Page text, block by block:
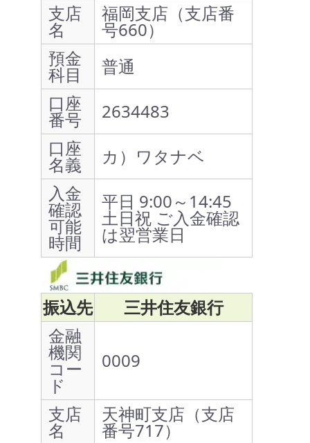
支店
名
福岡支店（支店番
号660）
預金
科目
普通
口座
番号
2634483
口座
名義
カ）ワタナベ
入金
確認
可能
時間
平日 9:00～14:45
土日祝 ご入金確認
は翌営業日
振込先
三井住友銀行
金融
機関
コー
ド
0009
支店
名
天神町支店（支店
番号717）